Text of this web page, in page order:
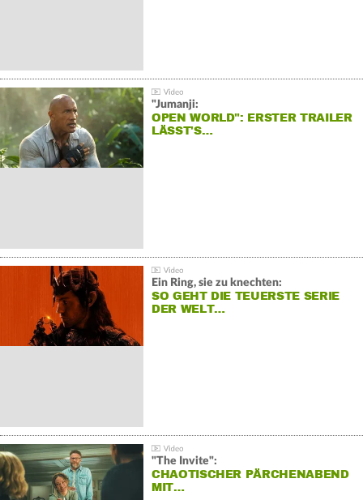
"Jumanji:
OPEN WORLD": ERSTER TRAILER
LÄSST'S…
Ein Ring, sie zu knechten:
SO GEHT DIE TEUERSTE SERIE
DER WELT…
"The Invite":
CHAOTISCHER PÄRCHENABEND
MIT…